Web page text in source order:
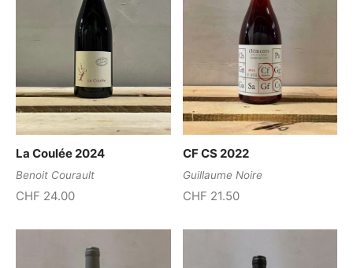
La Coulée 2024
Benoit Courault
CHF 24.00
CF CS 2022
Guillaume Noire
CHF 21.50